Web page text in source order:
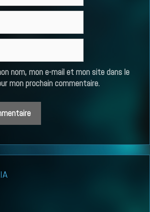
nom, mon e-mail et mon site dans le
mon prochain commentaire.